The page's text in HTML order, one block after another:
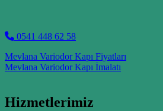
0541 448 62 58
Post navigation
Mevlana Variodor Kapı Fiyatları
Mevlana Variodor Kapı İmalatı
Hizmetlerimiz